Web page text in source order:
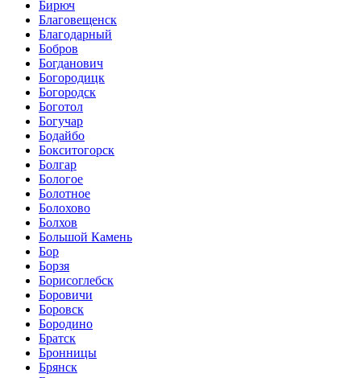
Бирюч
Благовещенск
Благодарный
Бобров
Богданович
Богородицк
Богородск
Боготол
Богучар
Бодайбо
Бокситогорск
Болгар
Бологое
Болотное
Болохово
Болхов
Большой Камень
Бор
Борзя
Борисоглебск
Боровичи
Боровск
Бородино
Братск
Бронницы
Брянск